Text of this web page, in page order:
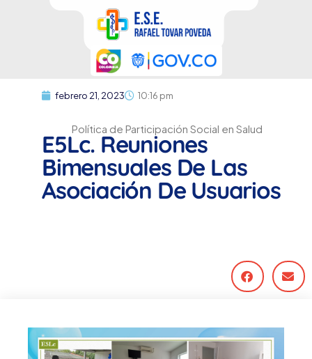
febrero 21, 2023 10:16 pm
Política de Participación Social en Salud
E5Lc. Reuniones
Bimensuales De Las
Asociación De Usuarios